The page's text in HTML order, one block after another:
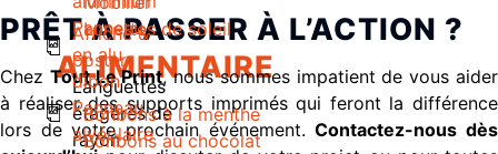
Affiche &
poster
Languettes
étagères de
rayon
Panneau
en alu
dibon
Panneau
alvéolaire
Lunettes de soleil
ALIMENTAIRE
Bonbons à la menthe
Bonbons au chocolat
PRÊT À PASSER À L’ACTION ?
Chez Tout Le Print, nous sommes impatient de vous aider
à réaliser des supports imprimés qui feront la différence
lors de votre prochain événement.Contactez-nous dès